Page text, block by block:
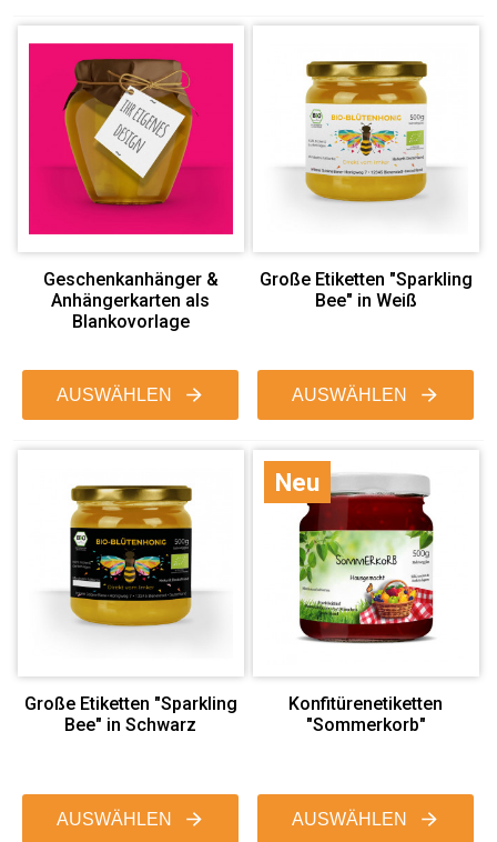
Geschenkanhänger &
Anhängerkarten als
Blankovorlage
AUSWÄHLEN
Große Etiketten "Sparkling
Bee" in Weiß
AUSWÄHLEN
Große Etiketten "Sparkling
Bee" in Schwarz
AUSWÄHLEN
Neu
Konfitürenetiketten
"Sommerkorb"
AUSWÄHLEN